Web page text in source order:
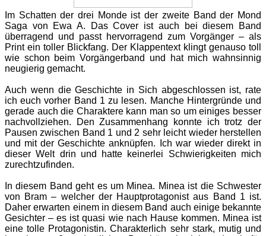
Im Schatten der drei Monde ist der zweite Band der Mond
Saga von Ewa A. Das Cover ist auch bei diesem Band
überragend und passt hervorragend zum Vorgänger – als
Print ein toller Blickfang. Der Klappentext klingt genauso toll
wie schon beim Vorgängerband und hat mich wahnsinnig
neugierig gemacht.
Auch wenn die Geschichte in Sich abgeschlossen ist, rate
ich euch vorher Band 1 zu lesen. Manche Hintergründe und
gerade auch die Charaktere kann man so um einiges besser
nachvollziehen. Den Zusammenhang konnte ich trotz der
Pausen zwischen Band 1 und 2 sehr leicht wieder herstellen
und mit der Geschichte anknüpfen. Ich war wieder direkt in
dieser Welt drin und hatte keinerlei Schwierigkeiten mich
zurechtzufinden.
In diesem Band geht es um Minea. Minea ist die Schwester
von Bram – welcher der Hauptprotagonist aus Band 1 ist.
Daher erwarten einem in diesem Band auch einige bekannte
Gesichter – es ist quasi wie nach Hause kommen. Minea ist
eine tolle Protagonistin. Charakterlich sehr stark, mutig und